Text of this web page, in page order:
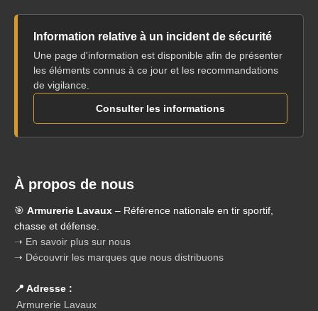
Information relative à un incident de sécurité
Une page d'information est disponible afin de présenter
les éléments connus à ce jour et les recommandations
de vigilance.
Consulter les informations
À propos de nous
🎯 Armurerie Lavaux – Référence nationale en tir sportif,
chasse et défense.
➝ En savoir plus sur nous
➝ Découvrir les marques que nous distribuons
📍 Adresse :
Armurerie Lavaux